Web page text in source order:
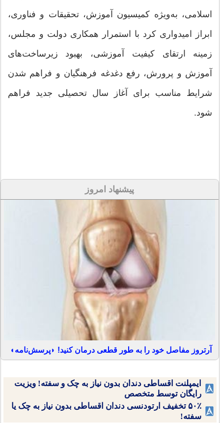
اسلامی، به‌ویژه کمیسیون آموزش، تحقیقات و فناوری،
ابراز امیدواری کرد با استمرار همکاری دولت و مجلس،
زمینه ارتقای کیفیت آموزشی، بهبود زیرساخت‌های
آموزش و پرورش، رفع دغدغه فرهنگیان و فراهم شدن
شرایط مناسب برای آغاز سال تحصیلی جدید فراهم
شود.
پیشنهاد امروز
آرتروز مفاصل خود را به طور قطعی درمان کنید! ◗پرسش‌نامه◖
ایمپلنت اقساطی دندان بدون نیاز به چک و سفته! ویزیت
رایگان توسط متخصص
۵۰٪ تخفیف ارتودنسی دندان اقساطی بدون نیاز به چک یا
سفته!